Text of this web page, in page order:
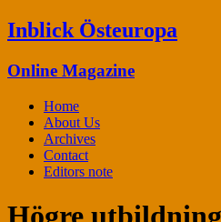
Inblick Östeuropa
Online Magazine
Home
About Us
Archives
Contact
Editors note